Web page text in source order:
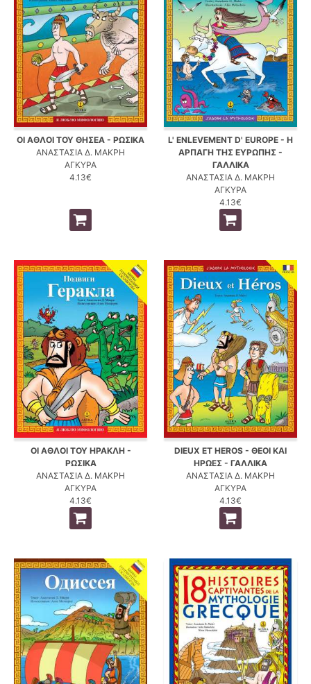
ΟΙ ΑΘΛΟΙ ΤΟΥ ΘΗΣΕΑ - ΡΩΣΙΚΑ
ΑΝΑΣΤΑΣΙΑ Δ. ΜΑΚΡΗ
ΑΓΚΥΡΑ
4.13€
L' ENLEVEMENT D' EUROPE - Η
ΑΡΠΑΓΗ ΤΗΣ ΕΥΡΩΠΗΣ -
ΓΑΛΛΙΚΑ
ΑΝΑΣΤΑΣΙΑ Δ. ΜΑΚΡΗ
ΑΓΚΥΡΑ
4.13€
ΟΙ ΑΘΛΟΙ ΤΟΥ ΗΡΑΚΛΗ -
ΡΩΣΙΚΑ
ΑΝΑΣΤΑΣΙΑ Δ. ΜΑΚΡΗ
ΑΓΚΥΡΑ
4.13€
DIEUX ET HEROS - ΘΕΟΙ ΚΑΙ
ΗΡΩΕΣ - ΓΑΛΛΙΚΑ
ΑΝΑΣΤΑΣΙΑ Δ. ΜΑΚΡΗ
ΑΓΚΥΡΑ
4.13€